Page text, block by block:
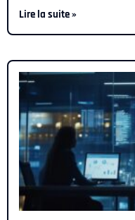
Lire la suite »